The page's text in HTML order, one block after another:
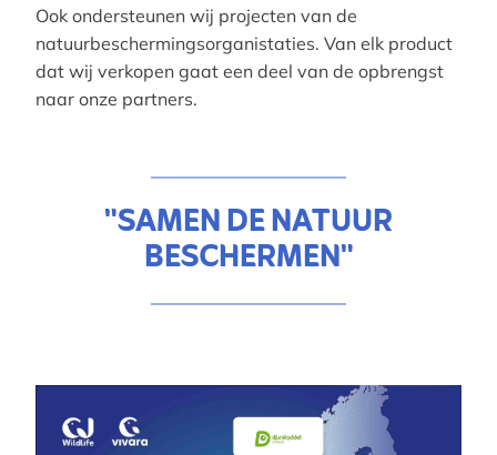
Ook ondersteunen wij projecten van de
natuurbeschermingsorganistaties. Van elk product
dat wij verkopen gaat een deel van de opbrengst
naar onze partners.
"SAMEN DE NATUUR
BESCHERMEN"